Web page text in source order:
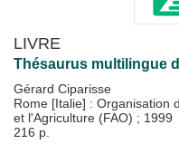
LIVRE
Thésaurus multilingue
Gérard Ciparisse
Rome [Italie] : Organisation
et l'Agriculture (FAO) ; 1999
216 p.